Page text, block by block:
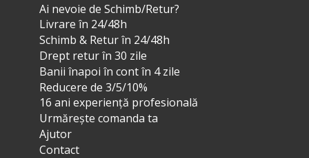
Ai nevoie de Schimb/Retur?
Livrare în 24/48h
Schimb & Retur în 24/48h
Drept retur în 30 zile
Banii înapoi în cont în 4 zile
Reducere de 3/5/10%
16 ani experiență profesională
Urmărește comanda ta
Ajutor
Contact